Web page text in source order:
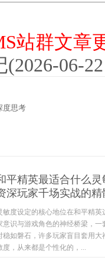
站群文章
06-
度思考
平精英最适合什么
深玩家千场实战的精
敏度设定的核心地位在和平精
意识与游戏角色的神经桥梁，
稳如磐石，许多玩家盲目套用
度，从来都是个性化的，...